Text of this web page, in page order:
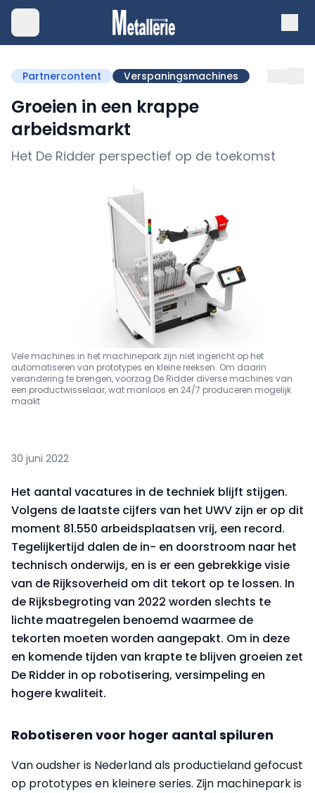
Partnercontent Verspaningsmachines
Groeien in een krappe
arbeidsmarkt
Het De Ridder perspectief op de toekomst
Vele machines in het machinepark zijn niet ingericht op het
automatiseren van prototypes en kleine reeksen. Om daarin
verandering te brengen, voorzag De Ridder diverse machines van
een productwisselaar, wat manloos en 24/7 produceren mogelijk
maakt
30 juni 2022
Het aantal vacatures in de techniek blijft stijgen.
Volgens de laatste cijfers van het UWV zijn er op dit
moment 81.550 arbeidsplaatsen vrij, een record.
Tegelijkertijd dalen de in- en doorstroom naar het
technisch onderwijs, en is er een gebrekkige visie
van de Rijksoverheid om dit tekort op te lossen. In
de Rijksbegroting van 2022 worden slechts te
lichte maatregelen benoemd waarmee de
tekorten moeten worden aangepakt. Om in deze
en komende tijden van krapte te blijven groeien zet
De Ridder in op robotisering, versimpeling en
hogere kwaliteit.
Robotiseren voor hoger aantal spiluren
Van oudsher is Nederland als productieland gefocust
op prototypes en kleinere series. Zijn machinepark is